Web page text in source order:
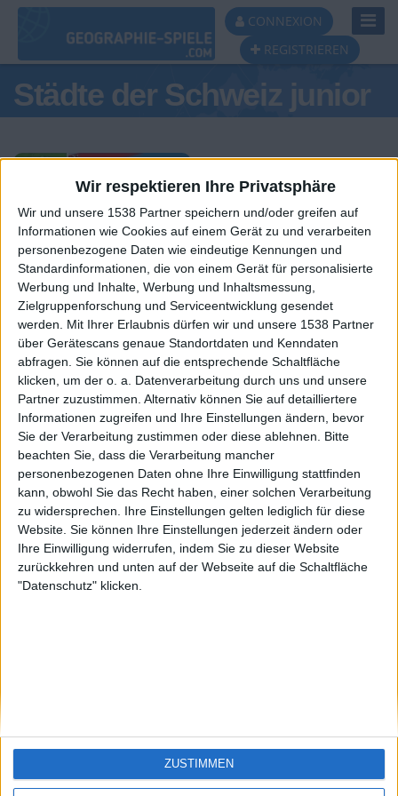
Wir respektieren Ihre Privatsphäre
Wir und unsere 1538 Partner speichern und/oder greifen auf
Informationen wie Cookies auf einem Gerät zu und verarbeiten
personenbezogene Daten wie eindeutige Kennungen und
Standardinformationen, die von einem Gerät für personalisierte
Werbung und Inhalte, Werbung und Inhaltsmessung,
Zielgruppenforschung und Serviceentwicklung gesendet
werden. Mit Ihrer Erlaubnis dürfen wir und unsere 1538 Partner
über Gerätescans genaue Standortdaten und Kenndaten
abfragen. Sie können auf die entsprechende Schaltfläche
klicken, um der o. a. Datenverarbeitung durch uns und unsere
Partner zuzustimmen. Alternativ können Sie auf detailliertere
Informationen zugreifen und Ihre Einstellungen ändern, bevor
Sie der Verarbeitung zustimmen oder diese ablehnen. Bitte
beachten Sie, dass die Verarbeitung mancher
personenbezogenen Daten ohne Ihre Einwilligung stattfinden
kann, obwohl Sie das Recht haben, einer solchen Verarbeitung
zu widersprechen. Ihre Einstellungen gelten lediglich für diese
Website. Sie können Ihre Einstellungen jederzeit ändern oder
Ihre Einwilligung widerrufen, indem Sie zu dieser Website
zurückkehren und unten auf der Webseite auf die Schaltfläche
"Datenschutz" klicken.
ZUSTIMMEN
CONNEXION
REGISTRIEREN
Städte der Schweiz junior
Tagespodest
#1
Funny1
#2
Santiago-de-
Cuba
Si vous êtes francophone, vous devriez allerici
🇺🇸 We noticed you’re visiting
from an English-speaking
country
Join our American version now and be
among the firsts to submit your score
on our leaderboards!
Let's visit GeoHeroes.com!